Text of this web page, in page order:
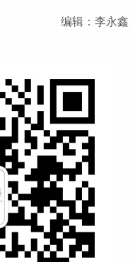
编辑：李永鑫